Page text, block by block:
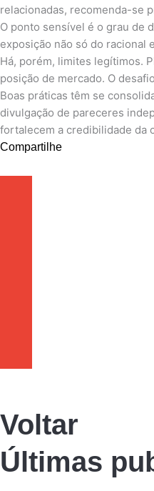
relacionadas, recomenda-se
O ponto sensível é o grau de
exposição não só do racional
Há, porém, limites legítimos.
posição de mercado. O
Boas práticas têm se
divulgação de pareceres
fortalecem a credibilidade da
Compartilhe
Voltar
Últimas